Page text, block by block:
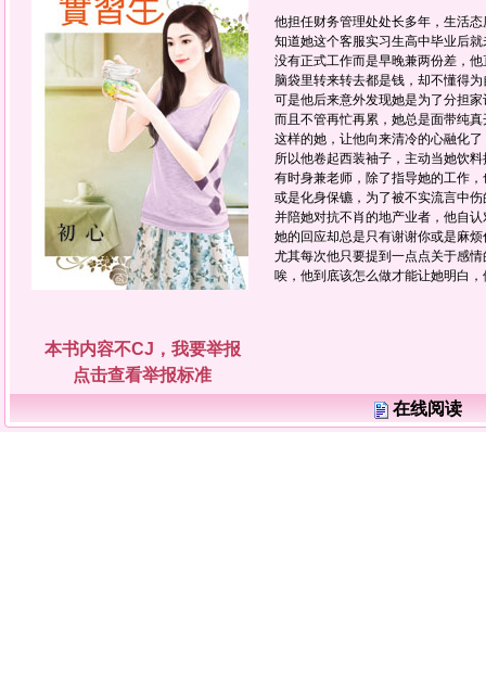
他担任财务管理处处长多年，生活
知道她这个客服实习生高中毕业后
没有正式工作而是早晚兼两份差，
脑袋里转来转去都是钱，却不懂得
可是他后来意外发现她是为了分担
而且不管再忙再累，她总是面带纯
这样的她，让他向来清冷的心融化了
所以他卷起西装袖子，主动当她饮
有时身兼老师，除了指导她的工作
或是化身保镳，为了被不实流言中
并陪她对抗不肖的地产业者，他自
她的回应却总是只有谢谢你或是麻烦
尤其每次他只要提到一点点关于感
唉，他到底该怎么做才能让她明白
本书内容不CJ，我要举报
点击查看举报标准
在线阅读